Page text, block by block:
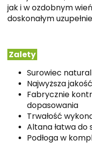
jak i w ozdobnym
doskonałym
Zalety
Surowiec
Najwyższa
Fabrycznie
dopasowania
Trwałość
Altana łatwa do
Podłoga w